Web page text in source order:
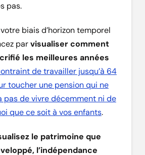
pas.
biais d’horizon temporel
parvisualiser comment
les meilleures années
de travailler jusqu’à 64
toucher une pension qui ne
pas de vivre décemment ni de
que ce soit à vos enfants.
le patrimoine que
l’indépendance